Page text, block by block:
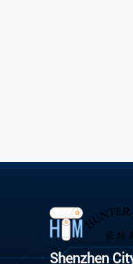
Shenzhen